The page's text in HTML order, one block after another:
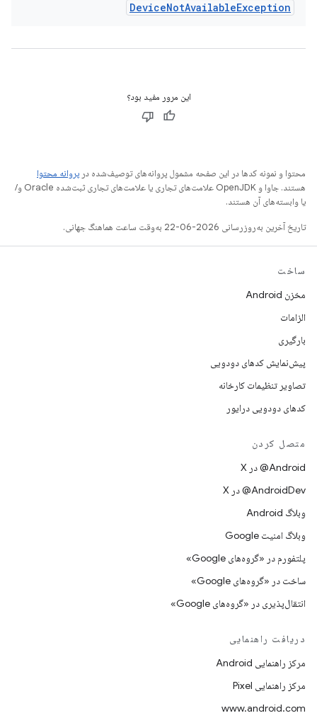
DeviceNotAvailableException
این مرور مفید بود؟
محتوا و نمونه کدها در این صفحه مشمول پروانه‌های توصیف‌شده در پروانه محتوا
هستند. جاوا و OpenJDK علامت‌های تجاری یا علامت‌های تجاری ثبت‌شده Oracle و/
یا وابسته‌های آن هستند.
تاریخ آخرین به‌روزرسانی 2026-06-22 به‌وقت ساعت هماهنگ جهانی.
ساخت
مخزن Android
الزامات
بارگیری
پیش‌نمایش کدهای دودویی
تصاویر تنظیمات کارخانه
کدهای دودویی درایور
متصل کردن
‫‎@Android در X
‫‎@AndroidDev در X
وبلاگ Android
وبلاگ امنیت Google
پلتفورم در «گروه‌های Google»
ساخت در «گروه‌های Google»
انتقال‌پذیری در «گروه‌های Google»
دریافت راهنمایی
مرکز راهنمایی Android
مرکز راهنمایی Pixel
www.android.com